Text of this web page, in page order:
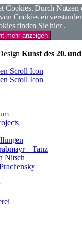
Cookies. Durch Nutzen
Cookies
finden Sie hier .
mehr anzeigen
Kunst des 20.
– Tanz
Nitsch